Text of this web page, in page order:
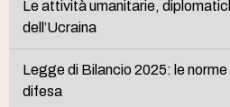
Le attività umanitarie,
dell’Ucraina
Legge di Bilancio 2025: le
difesa